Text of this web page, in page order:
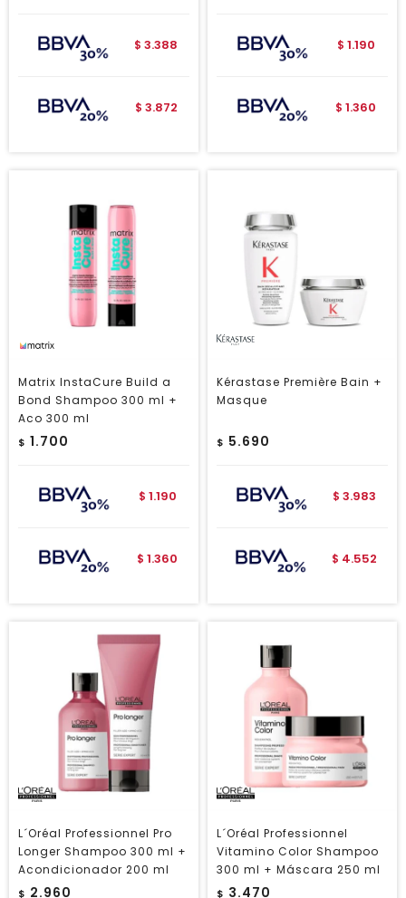
$ 3.388
$ 3.872
$ 1.190
$ 1.360
Matrix InstaCure Build a
Bond Shampoo 300 ml +
Aco 300 ml
$ 1.700
$ 1.190
$ 1.360
Kérastase Première Bain +
Masque
$ 5.690
$ 3.983
$ 4.552
L´Oréal Professionnel Pro
Longer Shampoo 300 ml +
Acondicionador 200 ml
$ 2.960
L´Oréal Professionnel
Vitamino Color Shampoo
300 ml + Máscara 250 ml
$ 3.470